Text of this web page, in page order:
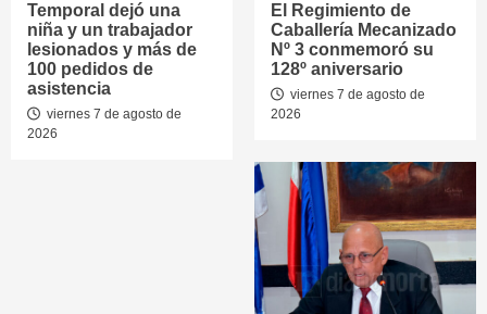
Temporal dejó una
niña y un trabajador
lesionados y más de
100 pedidos de
asistencia
viernes 7 de agosto de
2026
El Regimiento de
Caballería Mecanizado
Nº 3 conmemoró su
128º aniversario
viernes 7 de agosto de
2026